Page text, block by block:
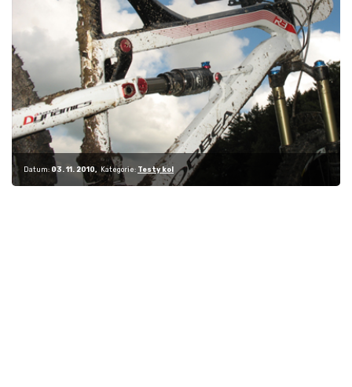
Datum: 03. 11. 2010 Kategorie: Testy kol